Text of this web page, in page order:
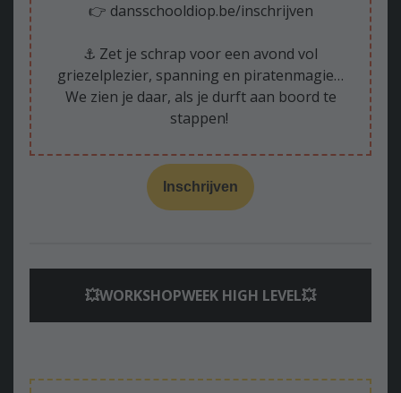
👉 dansschooldiop.be/inschrijven
⚓ Zet je schrap voor een avond vol
griezelplezier, spanning en piratenmagie…
We zien je daar, als je durft aan boord te
stappen!
Inschrijven
💥WORKSHOPWEEK HIGH LEVEL💥